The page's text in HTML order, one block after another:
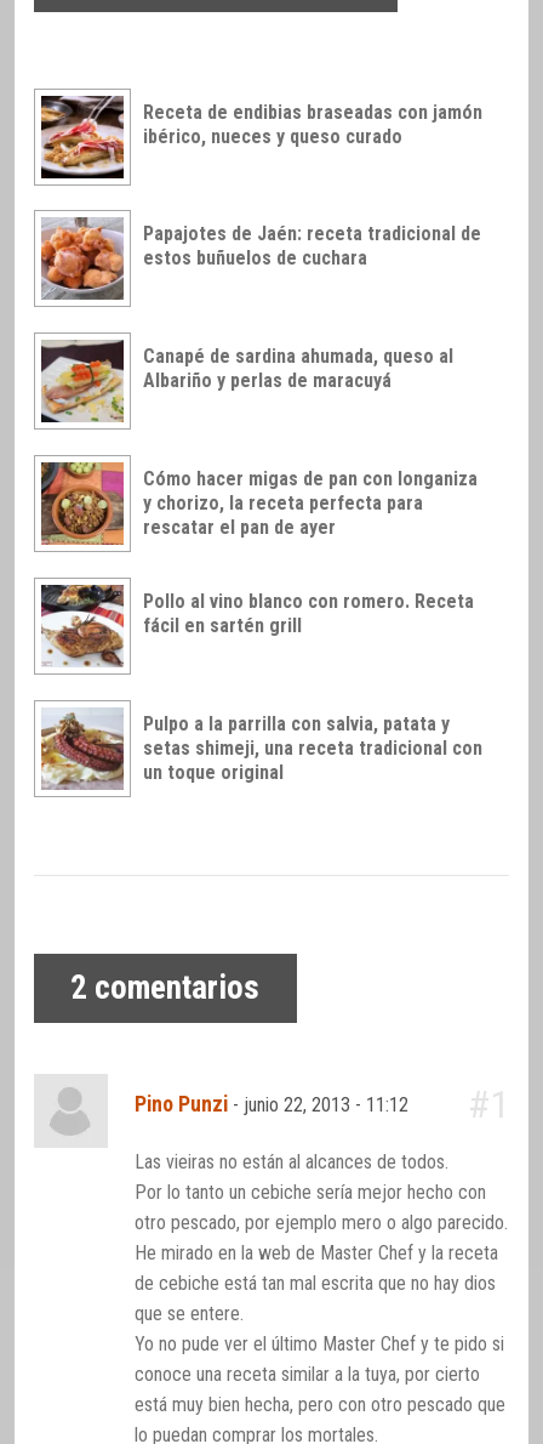
Receta de endibias braseadas con jamón
ibérico, nueces y queso curado
Papajotes de Jaén: receta tradicional de
estos buñuelos de cuchara
Canapé de sardina ahumada, queso al
Albariño y perlas de maracuyá
Cómo hacer migas de pan con longaniza
y chorizo, la receta perfecta para
rescatar el pan de ayer
Pollo al vino blanco con romero. Receta
fácil en sartén grill
Pulpo a la parrilla con salvia, patata y
setas shimeji, una receta tradicional con
un toque original
2 comentarios
Pino Punzi - junio 22, 2013 - 11:12 #1
Las vieiras no están al alcances de todos.
Por lo tanto un cebiche sería mejor hecho con
otro pescado, por ejemplo mero o algo parecido.
He mirado en la web de Master Chef y la receta
de cebiche está tan mal escrita que no hay dios
que se entere.
Yo no pude ver el último Master Chef y te pido si
conoce una receta similar a la tuya, por cierto
está muy bien hecha, pero con otro pescado que
lo puedan comprar los mortales.